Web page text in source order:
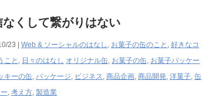
なくして繋がりはない
23 | Web & ソーシャルのはなし , お菓子の缶のこと , 好きなコ
こと , 日々のはなし オリジナル缶, お菓子の缶, お菓子パッケー
キーの缶, パッケージ, ビジネス, 商品企画, 商品開発, 洋菓子, 缶
, 考え方, 製造業